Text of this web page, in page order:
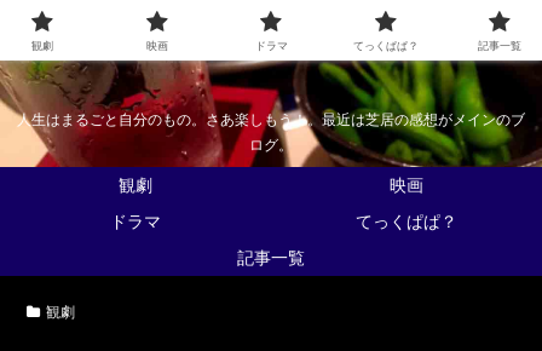
なんかくうかい
人生はまるごと自分のもの。さあ楽しもう！。最近は芝居の感想がメインのブ
ログ。
観劇
映画
ドラマ
てっくぱぱ？
記事一覧
観劇
観劇 映画 ドラマ てっくぱぱ？ 記事一覧